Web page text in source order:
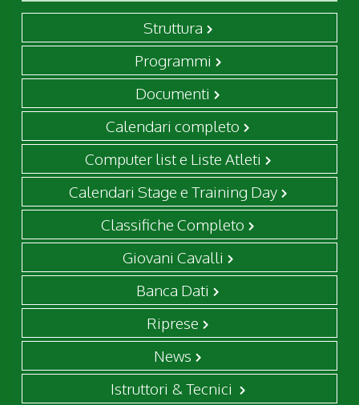
Struttura
Programmi
Documenti
Calendari completo
Computer list e Liste Atleti
Calendari Stage e Training Day
Classifiche Completo
Giovani Cavalli
Banca Dati
Riprese
News
Istruttori & Tecnici